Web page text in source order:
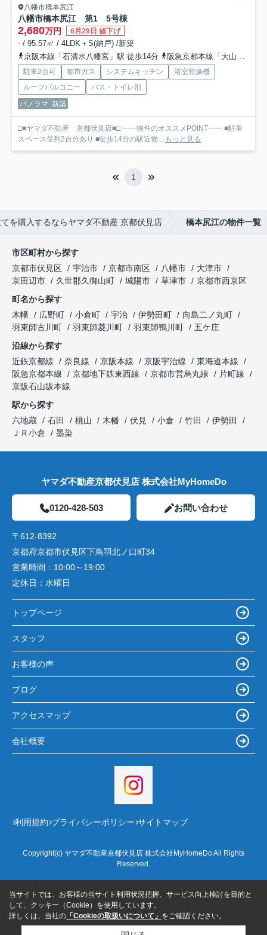
八幡市橋本尻江
八幡市橋本尻江 第1 5号棟
2,680万円 6月29日 値下げ
- / 95.57㎡ / 4LDK＋S(納戸) /新築
京阪本線「石清水八幡宮」駅 徒歩14分
阪急京都本線「大山崎」駅 徒歩73分
駐車2台可 都市ガス システムキッチン
浴室乾燥機
ルーフバルコニー
バス・トイレ別
パノラマ 新築
□■ヤマダ不動産 京都伏見店■□ ━━物件のオススメPOINT━━ ■駐車
スペース並列2台分あり ■徒歩14分の駅近物... もっと見る
1
を購入するならヤマダ不動産 京都伏見店 橋本尻江の物件一覧
市区町村から探す
京都市伏見区
宇治市 京都市南区 八幡市
大津市
京田辺市
久世郡久御山町 城陽市 草津市
京都市西京区
町名から探す
木幡
広野町 小倉町 宇治 伊勢田町
向島二ノ丸町
羽束師古川町
羽束師菱川町 羽束師鴨川町
五ケ庄
沿線から探す
近鉄京都線
奈良線 京阪本線 京阪宇治線
東海道本線
阪急京都本線
京都地下鉄東西線 京都市営烏丸線
片町線
京阪石山坂本線
駅から探す
六地蔵
石田 桃山 木幡 伏見 小倉 竹田
伊勢田
ＪＲ小倉
墨染
ヤマダ不動産京都伏見店 株式会社MyHomeDo
0120-428-503 お問い合わせ
〒612-8392
京都府京都市伏見区下鳥羽北ノ口町34
営業時間： 10:00～19:00
定休日： 水曜日
トップページ
スタッフ
お客様の声
ブログ
アクセスマップ
会社概要
利用規約 プライバシーポリシー サイトマップ
Copyright(c) ヤマダ不動産京都伏見店 株式会社MyHomeDo All Rights
Reserved.
当サイトでは、お客様の当サイト利用状況把握、サービス向上検討を目的と
して、クッキー（Cookie）を使用しています。
詳しくは、当社の 「Cookieの取扱いについて」 をご確認ください。